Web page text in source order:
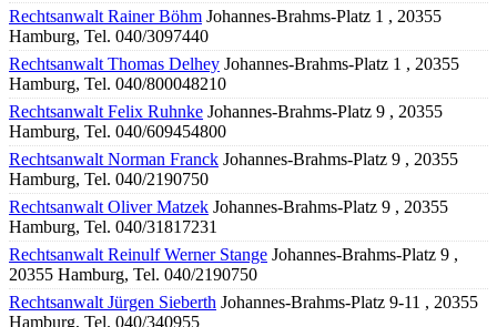
Rechtsanwalt Rainer Böhm Johannes-Brahms-Platz 1 , 20355
Hamburg, Tel. 040/3097440
Rechtsanwalt Thomas Delhey Johannes-Brahms-Platz 1 , 20355
Hamburg, Tel. 040/800048210
Rechtsanwalt Felix Ruhnke Johannes-Brahms-Platz 9 , 20355
Hamburg, Tel. 040/609454800
Rechtsanwalt Norman Franck Johannes-Brahms-Platz 9 , 20355
Hamburg, Tel. 040/2190750
Rechtsanwalt Oliver Matzek Johannes-Brahms-Platz 9 , 20355
Hamburg, Tel. 040/31817231
Rechtsanwalt Reinulf Werner Stange Johannes-Brahms-Platz 9 ,
20355 Hamburg, Tel. 040/2190750
Rechtsanwalt Jürgen Sieberth Johannes-Brahms-Platz 9-11 , 20355
Hamburg, Tel. 040/340955